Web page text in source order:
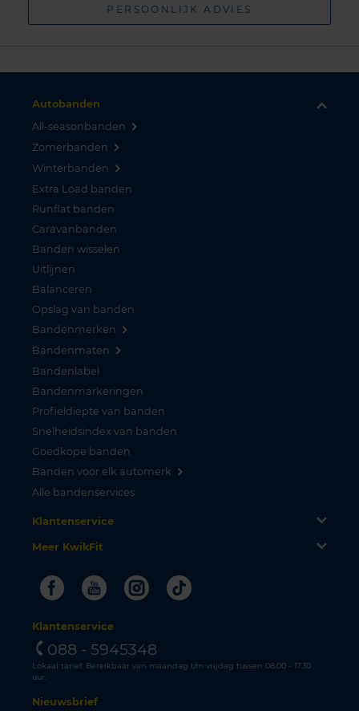
PERSOONLIJK ADVIES
Autobanden
All-seasonbanden
Zomerbanden
Winterbanden
Extra Load banden
Runflat banden
Caravanbanden
Banden wisselen
Uitlijnen
Balanceren
Opslag van banden
Bandenmerken
Bandenmaten
Bandenlabel
Bandenmarkeringen
Profieldiepte van banden
Snelheidsindex van banden
Goedkope banden
Banden voor elk automerk
Alle bandenservices
Klantenservice
Meer KwikFit
FacebookYoutubeInstagram
Tiktok
Klantenservice
088 - 5945348
Lokaal tarief. Bereikbaar van maandag t/m vrijdag tussen 08.00 - 17.30
uur.
Nieuwsbrief